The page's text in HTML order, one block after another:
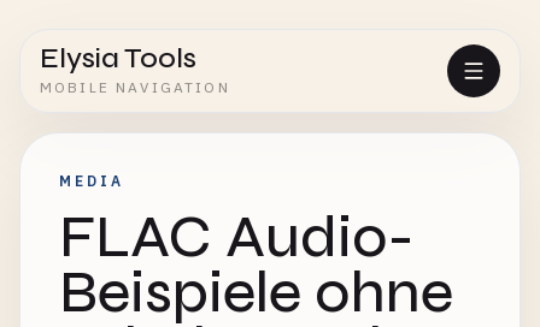
Elysia Tools
MOBILE NAVIGATION
MEDIA
FLAC Audio-
Beispiele ohne